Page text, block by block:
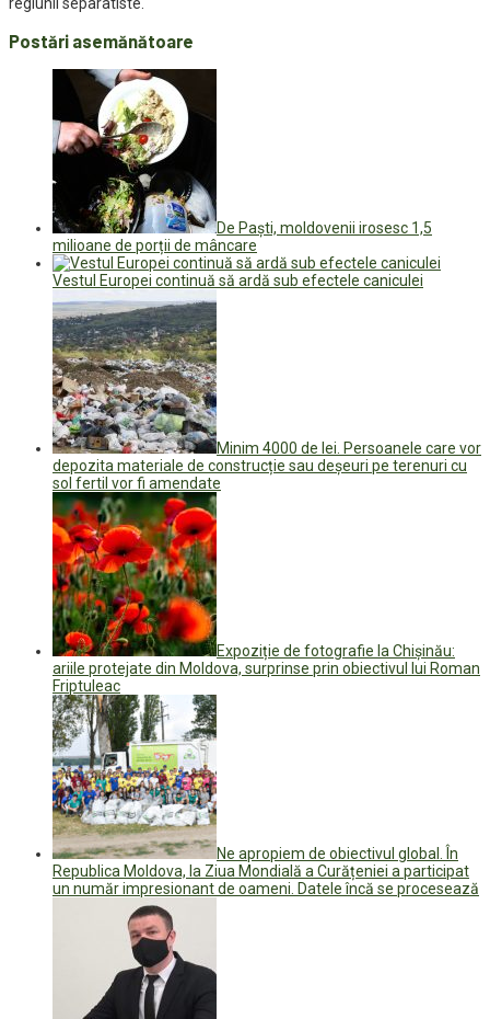
Postări asemănătoare
De Paști, moldovenii irosesc 1,5
milioane de porții de mâncare
Vestul Europei continuă să ardă sub efectele caniculei
Minim 4000 de lei. Persoanele care vor
depozita materiale de construcție sau deșeuri pe terenuri cu
sol fertil vor fi amendate
Expoziție de fotografie la Chișinău:
ariile protejate din Moldova, surprinse prin obiectivul lui Roman
Friptuleac
Ne apropiem de obiectivul global. În
Republica Moldova, la Ziua Mondială a Curățeniei a participat
un număr impresionant de oameni. Datele încă se procesează